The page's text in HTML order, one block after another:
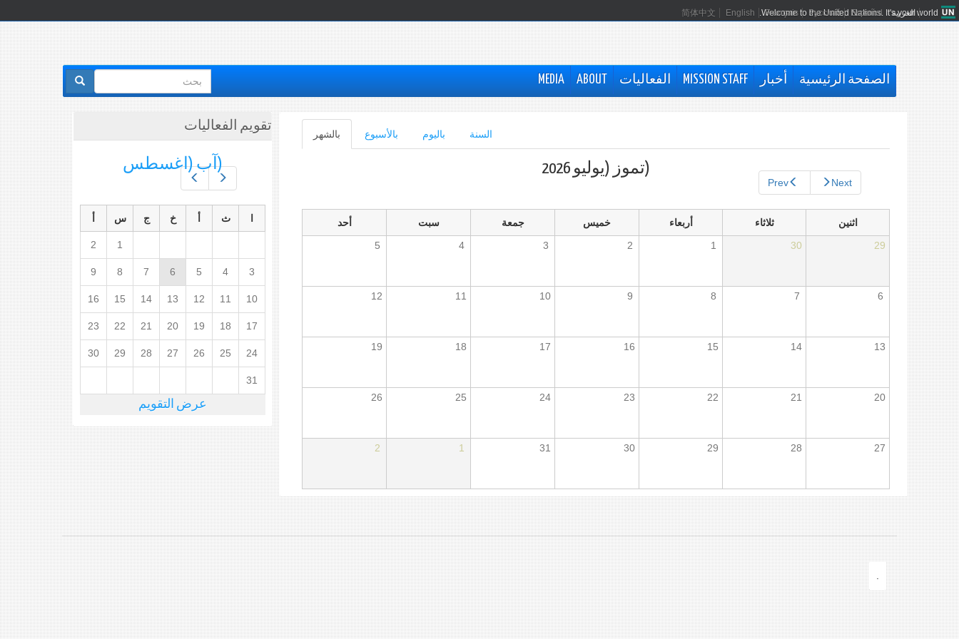
Welcome to the United Nations. It's your world.
العربية 简体中文 English Français Русский Español
الصفحة الرئيسية أخبار MISSION STAFF الفعاليات ABOUT
MEDIA
استمارة
البحث
الأساسية
بالشهر
التبويب
النشطة)
بالأسبوع باليوم السنة
Prev Next
(تموز (يوليو 2026
اثنين ثلاثاء أربعاء خميس جمعة سبت
أحد
29
30
1
2
3
4
5
6
7
8
9
10
11
12
13
14
15
16
17
18
19
20
21
22
23
24
25
26
27
28
29
30
31
1
2
تقويم الفعاليات
(آب (اغسطس
ث خ ج س
1
2
3
4
5
6
7
8
9
10
11
12
13
14
15
16
17
18
19
20
21
22
23
24
25
26
27
28
29
30
31
عرض التقويم